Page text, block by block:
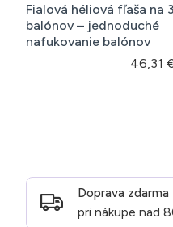
Fialová héliová fľaša na
balónov – jednoduché
nafukovanie balónov
46,31
Doprava zdarma
pri nákupe nad